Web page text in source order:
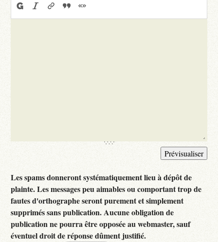
Les spams donneront systématiquement lieu à dépôt de
plainte. Les messages peu aimables ou comportant trop de
fautes d'orthographe seront purement et simplement
supprimés sans publication. Aucune obligation de
publication ne pourra être opposée au webmaster, sauf
éventuel droit de réponse dûment justifié.